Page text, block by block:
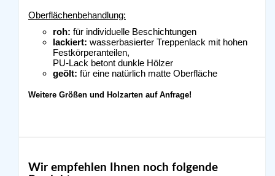
Oberflächenbehandlung:
roh: für individuelle Beschichtungen
lackiert: wasserbasierter Treppenlack mit hohen
Festkörperanteilen,
PU-Lack betont dunkle Hölzer
geölt: für eine natürlich matte Oberfläche
Weitere Größen und Holzarten auf Anfrage!
Wir empfehlen Ihnen noch folgende